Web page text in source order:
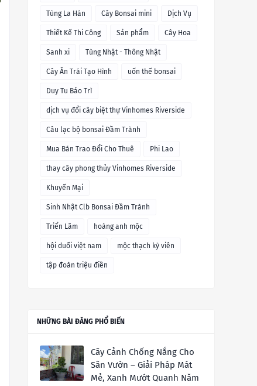
Tùng La Hán Cây Bonsai mini Dịch Vụ
Thiết Kế Thi Công Sản phẩm Cây Hoa
Sanh xi Tùng Nhật - Thông Nhật
Cây Ăn Trái Tạo Hình uốn thế bonsai
Duy Tu Bảo Trì
dịch vụ đổi cây biệt thự Vinhomes Riverside
Câu lạc bộ bonsai Đầm Trành
Mua Bán Trao Đổi Cho Thuê Phi Lao
thay cây phong thủy Vinhomes Riverside
Khuyến Mại
Sinh Nhật Clb Bonsai Đầm Trành
Triển Lãm hoàng anh mộc
hội duối việt nam mộc thạch kỳ viên
tập đoàn triệu điền
NHỮNG BÀI ĐĂNG PHỔ BIẾN
Cây Cảnh Chống Nắng Cho
Sân Vườn – Giải Pháp Mát
Mẻ, Xanh Mướt Quanh Năm